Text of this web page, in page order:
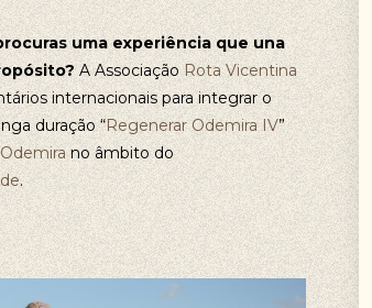
uma experiência que una
A Associação Rota Vicentina
internacionais para integrar o
duração “Regenerar Odemira IV”
no âmbito do
.